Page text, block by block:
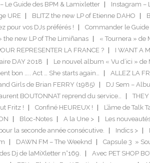
Le Guide des BPM & Lamixletter Instagram –
URE
BLITZ the new LP of Etienne DAHO
pour vos DJs préférés !
Commander le Guide
the new LP of The Limiñanas
« Tournera » de
REPRESENTER LA FRANCE ?
I WANT A
DAY 2018 Le nouvel album « Vu d’ici »
bon ….. Act … She starts again… ALLEZ LA
Girls de Brian FERRY (1985) DJ Sem –
BOUTONNAT reprend du service…
Fritz !
Confiné HEUREUX ! L’âme de Talk
Bloc-Notes A la Une > Les
la seconde année consécutive.
Indics >
DAWN FM – The Weeknd Capsule 3 »
des Dj de laMiXletter n°169. Avec PET SHOP